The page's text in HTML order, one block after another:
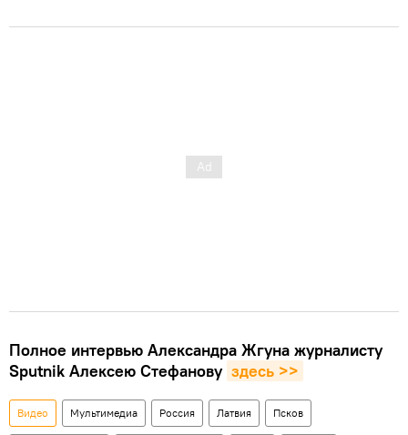
Полное интервью Александра Жгуна журналисту
Sputnik Алексею Стефанову здесь >>
Видео Мультимедиа Россия Латвия Псков